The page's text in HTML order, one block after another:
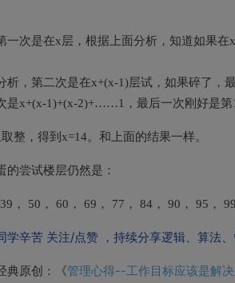
一次是在x层，根据上面分析，知道如果
析，第二次是在x+(x-1)层试，如果碎了，
是x+(x-1)+(x-2)+……1，最后一次刚好是
整，得到x=14。和上面的结果一样。
的尝试楼层仍然是：
， 50， 60， 69， 77， 84， 90， 95，
学辛苦 关注/点赞 ，持续分享逻辑、算法
典原创：《管理心得--工作目标应该是解